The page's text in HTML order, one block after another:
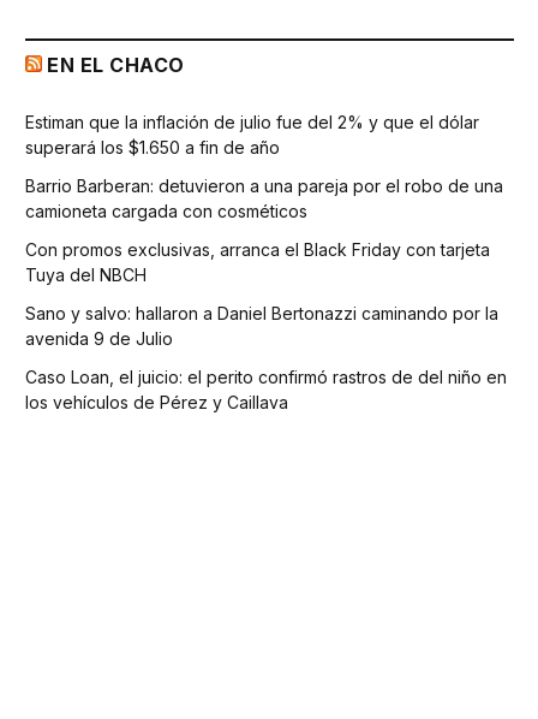
EN EL CHACO
Estiman que la inflación de julio fue del 2% y que el dólar
superará los $1.650 a fin de año
Barrio Barberan: detuvieron a una pareja por el robo de una
camioneta cargada con cosméticos
Con promos exclusivas, arranca el Black Friday con tarjeta
Tuya del NBCH
Sano y salvo: hallaron a Daniel Bertonazzi caminando por la
avenida 9 de Julio
Caso Loan, el juicio: el perito confirmó rastros de del niño en
los vehículos de Pérez y Caillava